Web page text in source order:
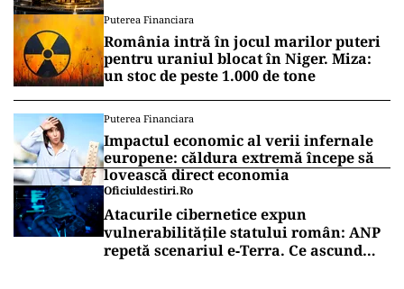
Puterea Financiara
România intră în jocul marilor puteri
pentru uraniul blocat în Niger. Miza:
un stoc de peste 1.000 de tone
Puterea Financiara
Impactul economic al verii infernale
europene: căldura extremă începe să
lovească direct economia
Oficiuldestiri.ro
Atacurile cibernetice expun
vulnerabilitățile statului român: ANP
repetă scenariul e‑Terra. Ce ascund